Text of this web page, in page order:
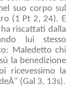
suo corpo sul
(1 Pt 2, 24). E
riscattati dalla
lui stesso
Maledetto chi
la benedizione
ricevessimo la
(Gal 3, 13s).